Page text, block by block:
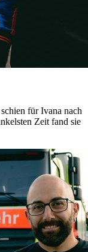
für Ivana nach
Zeit fand sie